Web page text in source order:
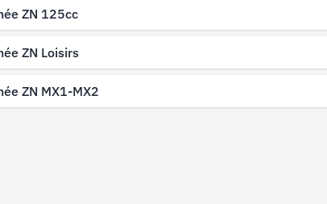
ZN 125cc
ZN Loisirs
ZN MX1-MX2